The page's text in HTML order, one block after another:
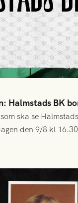
Halmstads BK
ska se
den 9/8 kl